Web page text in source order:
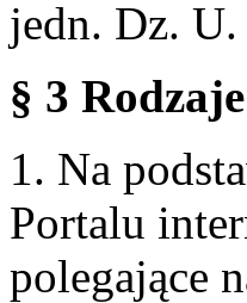
jedn. Dz.
§ 3
1. Na
Portalu
polegające